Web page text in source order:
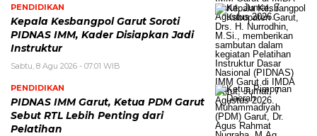
PENDIDIKAN
Kepala Kesbangpol Garut Soroti
PIDNAS IMM, Kader Disiapkan Jadi
Instruktur
Sabtu, 8 Agu 2026 - 07:01 WIB
PENDIDIKAN
PIDNAS IMM Garut, Ketua PDM Garut
Sebut RTL Lebih Penting dari
Pelatihan